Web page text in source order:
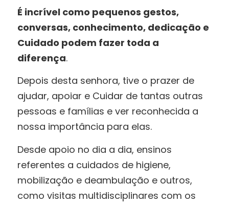
É incrível como pequenos gestos,
conversas, conhecimento, dedicação e
Cuidado podem fazer toda a
diferença.
Depois desta senhora, tive o prazer de
ajudar, apoiar e Cuidar de tantas outras
pessoas e famílias e ver reconhecida a
nossa importância para elas.
Desde apoio no dia a dia, ensinos
referentes a cuidados de higiene,
mobilização e deambulação e outros,
como visitas multidisciplinares com os